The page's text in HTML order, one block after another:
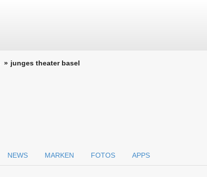
junges theater basel
NEWS MARKEN FOTOS APPS